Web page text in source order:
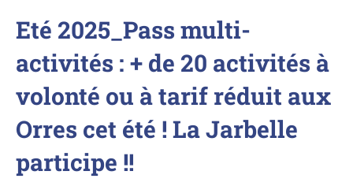
Eté 2025_Pass multi-
activités : + de 20 activités à
volonté ou à tarif réduit aux
Orres cet été ! La Jarbelle
participe !!